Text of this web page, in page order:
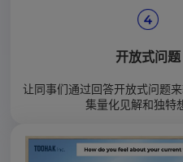
开放式问题
让同事们通过回答开放式问题
集量化见解和独特